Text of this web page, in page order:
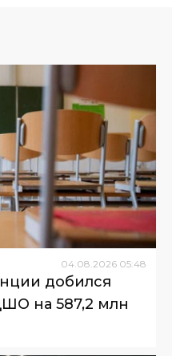
04 08 2026 05:48
добился
на 587,2 млн